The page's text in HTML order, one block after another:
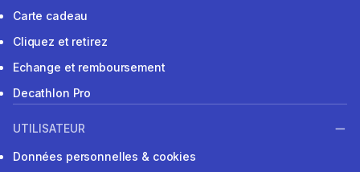
Carte cadeau
Cliquez et retirez
Echange et remboursement
Decathlon Pro
UTILISATEUR
Données personnelles & cookies